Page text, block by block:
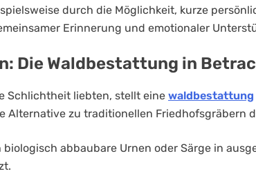
durch die Möglichkeit, kurze
Erinnerung und emotionaler
Die Waldbestattung in
Schlichtheit liebten, stellt eine waldbestattung
Alternative zu traditionellen Friedhofsgräbern
abbaubare Urnen oder Särge in